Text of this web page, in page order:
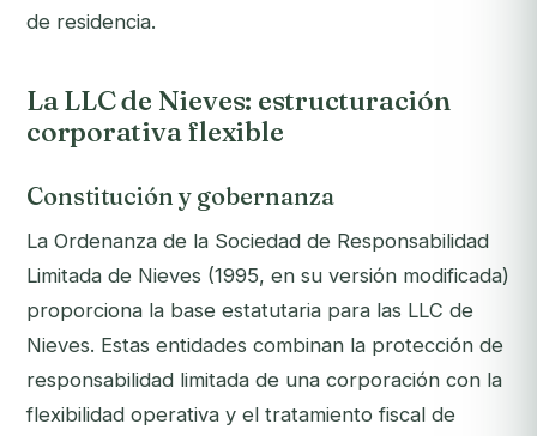
de residencia.
La LLC de Nieves: estructuración
corporativa flexible
Constitución y gobernanza
La Ordenanza de la Sociedad de Responsabilidad
Limitada de Nieves (1995, en su versión modificada)
proporciona la base estatutaria para las LLC de
Nieves. Estas entidades combinan la protección de
responsabilidad limitada de una corporación con la
flexibilidad operativa y el tratamiento fiscal de